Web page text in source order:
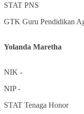
STAT PNS
GTK Guru Pendidikan
Yolanda Maretha
NIK -
NIP-
STAT Tenaga Honor